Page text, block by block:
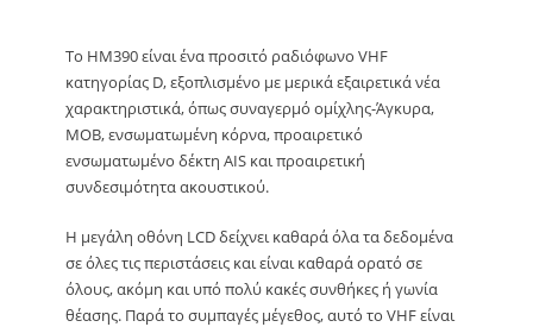
Το HM390 είναι ένα προσιτό ραδιόφωνο VHF
κατηγορίας D, εξοπλισμένο με μερικά εξαιρετικά νέα
χαρακτηριστικά, όπως συναγερμό ομίχλης-Άγκυρα,
MOB, ενσωματωμένη κόρνα, προαιρετικό
ενσωματωμένο δέκτη AIS και προαιρετική
συνδεσιμότητα ακουστικού.
Η μεγάλη οθόνη LCD δείχνει καθαρά όλα τα δεδομένα
σε όλες τις περιστάσεις και είναι καθαρά ορατό σε
όλους, ακόμη και υπό πολύ κακές συνθήκες ή γωνία
θέασης. Παρά το συμπαγές μέγεθος, αυτό το VHF είναι